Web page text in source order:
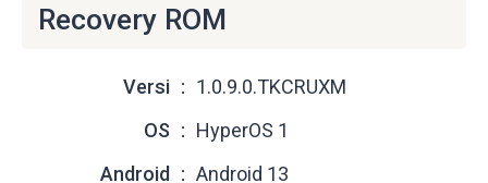
Recovery ROM
Versi
1.0.9.0.TKCRUXM
OS
HyperOS 1
Android
Android 13